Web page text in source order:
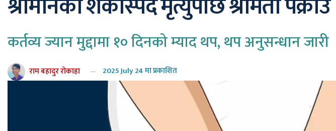
कर्तव्य ज्यान मुद्दामा १० दिनको म्याद थप, थप अनुसन्धान जारी
राम बहादुर रोकाहा 2025 July 24 मा प्रकाशित